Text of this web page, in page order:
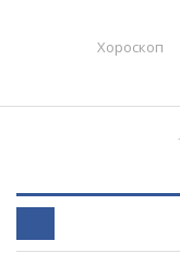
Хороскоп